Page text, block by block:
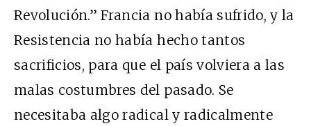
Revolución.” Francia no había sufrido, y la
Resistencia no había hecho tantos
sacrificios, para que el país volviera a las
malas costumbres del pasado. Se
necesitaba algo radical y radicalmente